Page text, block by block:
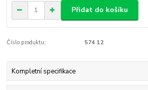
Přidat do košíku
Číslo produktu: 574 12
Kompletní specifikace